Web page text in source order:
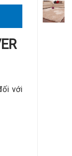
với